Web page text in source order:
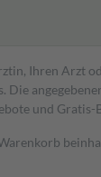
Ihren
und Gratis-